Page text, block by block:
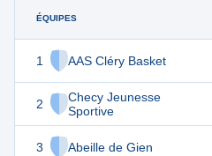
ÉQUIPES
1 AAS Cléry Basket
2
Checy Jeunesse
Sportive
3 Abeille de Gien
40
38